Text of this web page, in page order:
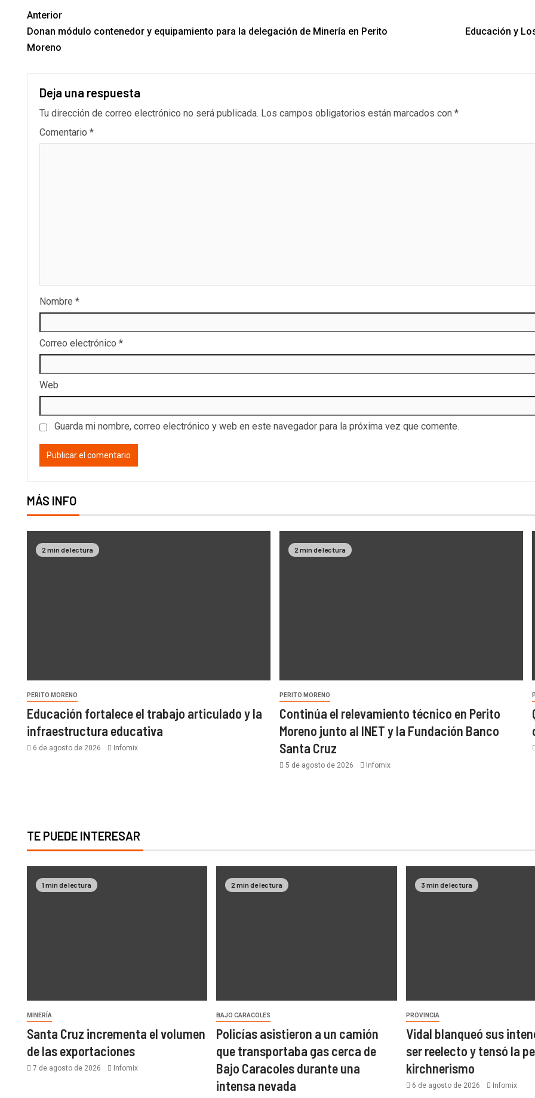
Anterior
Donan módulo contenedor y equipamiento para la delegación de Minería en Perito
Moreno
Educación y
Deja una respuesta
Tu dirección de correo electrónico no será publicada. Los campos obligatorios están marcados con *
Comentario *
Nombre *
Correo electrónico *
Web
Guarda mi nombre, correo electrónico y web en este navegador para la próxima vez que comente.
MÁS INFO
2 min de lectura
PERITO MORENO
Educación fortalece el trabajo articulado y la
infraestructura educativa
6 de agosto de 2026 Infomix
2 min de lectura
PERITO MORENO
Continúa el relevamiento técnico en Perito
Moreno junto al INET y la Fundación Banco
Santa Cruz
5 de agosto de 2026 Infomix
TE PUEDE INTERESAR
1 min de lectura
MINERÍA
Santa Cruz incrementa el volumen
de las exportaciones
7 de agosto de 2026 Infomix
2 min de lectura
BAJO CARACOLES
Policías asistieron a un camión
que transportaba gas cerca de
Bajo Caracoles durante una
intensa nevada
3 min de lectura
PROVINCIA
Vidal blanqueó sus
ser reelecto y tensó la
kirchnerismo
6 de agosto de 2026 Infomix